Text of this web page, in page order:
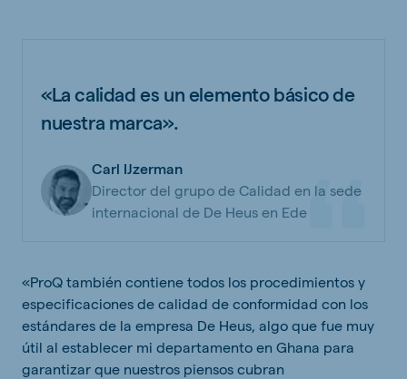
«La calidad es un elemento básico de
nuestra marca».
Carl IJzerman
Director del grupo de Calidad en la sede
internacional de De Heus en Ede
«ProQ también contiene todos los procedimientos y
especificaciones de calidad de conformidad con los
estándares de la empresa De Heus, algo que fue muy
útil al establecer mi departamento en Ghana para
garantizar que nuestros piensos cubran